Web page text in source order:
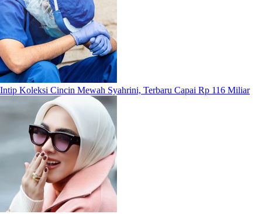
Intip Koleksi Cincin Mewah Syahrini, Terbaru Capai Rp 116 Miliar